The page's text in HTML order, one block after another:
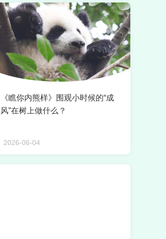
《瞧你内熊样》围观小时候的“成
风”在树上做什么？
2026-06-04